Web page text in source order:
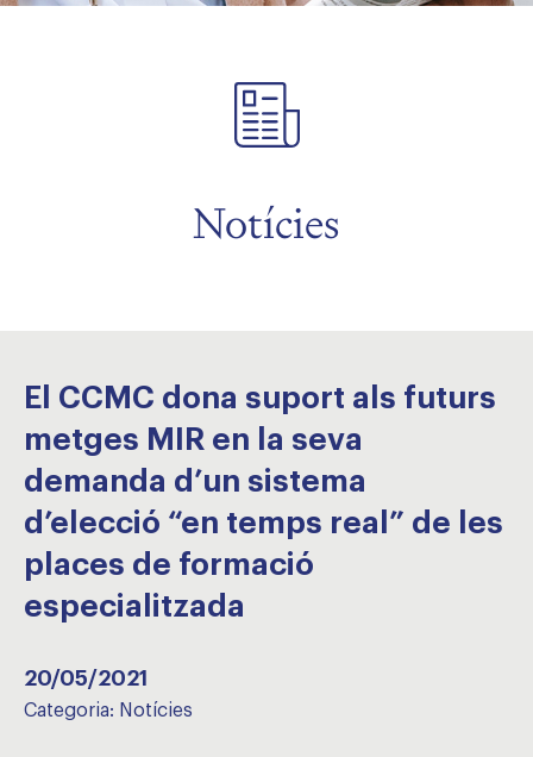
Notícies
El CCMC dona suport als futurs
metges MIR en la seva
demanda d’un sistema
d’elecció “en temps real” de les
places de formació
especialitzada
20/05/2021
Categoria: Notícies